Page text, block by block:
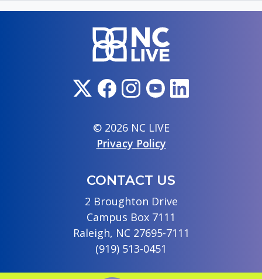
© 2026 NC LIVE
Privacy Policy
CONTACT US
2 Broughton Drive
Campus Box 7111
Raleigh, NC 27695-7111
(919) 513-0451